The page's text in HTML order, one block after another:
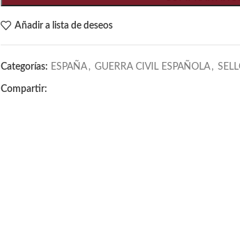
Añadir a lista de deseos
Categorías: ESPAÑA , GUERRA CIVIL ESPAÑOLA ,
Compartir: